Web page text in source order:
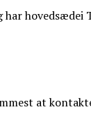
at